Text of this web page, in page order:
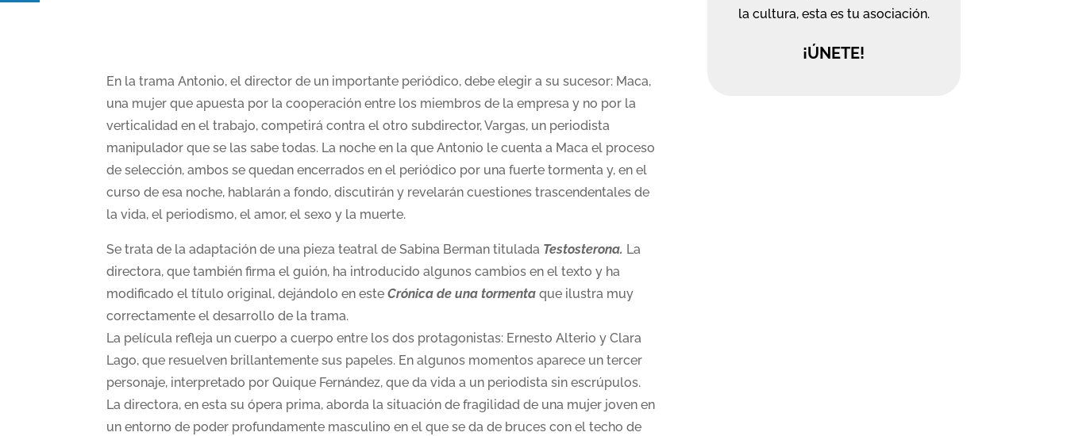
En la trama Antonio, el director de un importante periódico, debe elegir a su sucesor: Maca,
una mujer que apuesta por la cooperación entre los miembros de la empresa y no por la
verticalidad en el trabajo, competirá contra el otro subdirector, Vargas, un periodista
manipulador que se las sabe todas. La noche en la que Antonio le cuenta a Maca el proceso
de selección, ambos se quedan encerrados en el periódico por una fuerte tormenta y, en el
curso de esa noche, hablarán a fondo, discutirán y revelarán cuestiones trascendentales de
la vida, el periodismo, el amor, el sexo y la muerte.
Se trata de la adaptación de una pieza teatral de Sabina Berman titulada Testosterona. La
directora, que también firma el guión, ha introducido algunos cambios en el texto y ha
modificado el título original, dejándolo en esteCrónica de una tormenta que ilustra muy
correctamente el desarrollo de la trama.
La película refleja un cuerpo a cuerpo entre los dos protagonistas: Ernesto Alterio y Clara
Lago, que resuelven brillantemente sus papeles. En algunos momentos aparece un tercer
personaje, interpretado por Quique Fernández, que da vida a un periodista sin escrúpulos.
La directora, en esta su ópera prima, aborda la situación de fragilidad de una mujer joven en
un entorno de poder profundamente masculino en el que se da de bruces con el techo de
la cultura, esta es tu asociación.
¡ÚNETE!